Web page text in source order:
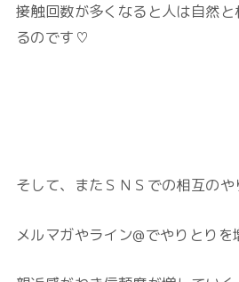
接触回数が多くなると人は自然
るのです♡
そして、またＳＮＳでの相互のや
メルマガやライン@でやりとり